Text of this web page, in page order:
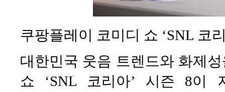
쿠팡플레이 코미디 쇼 ‘SNL 코
대한민국 웃음 트렌드와 화제
쇼 ‘SNL 코리아’ 시즌 8이